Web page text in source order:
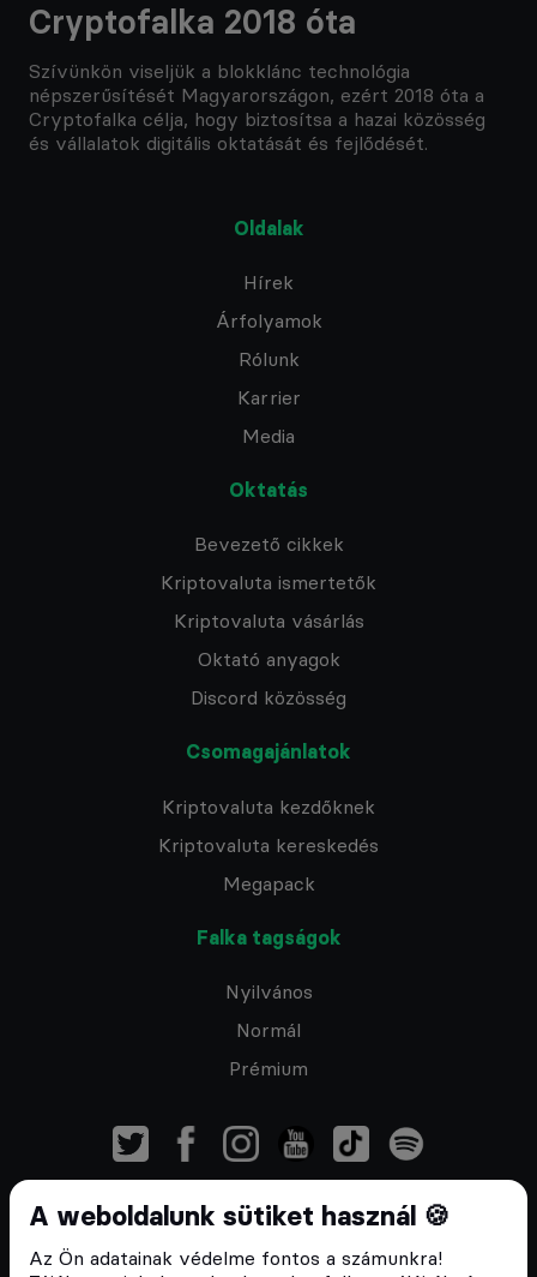
A weboldalunk sütiket használ 🍪
Az Ön adatainak védelme fontos a számunkra!
Cryptofalka 2018 óta
Szívünkön viseljük a blokklánc technológia
népszerűsítését Magyarországon, ezért 2018 óta a
Cryptofalka célja, hogy biztosítsa a hazai közösség
és vállalatok digitális oktatását és fejlődését.
Oldalak
Hírek
Árfolyamok
Rólunk
Karrier
Media
Oktatás
Bevezető cikkek
Kriptovaluta ismertetők
Kriptovaluta vásárlás
Oktató anyagok
Discord közösség
Csomagajánlatok
Kriptovaluta kezdőknek
Kriptovaluta kereskedés
Megapack
Falka tagságok
Nyilvános
Normál
Prémium
Feliratkozom a hírlevélre